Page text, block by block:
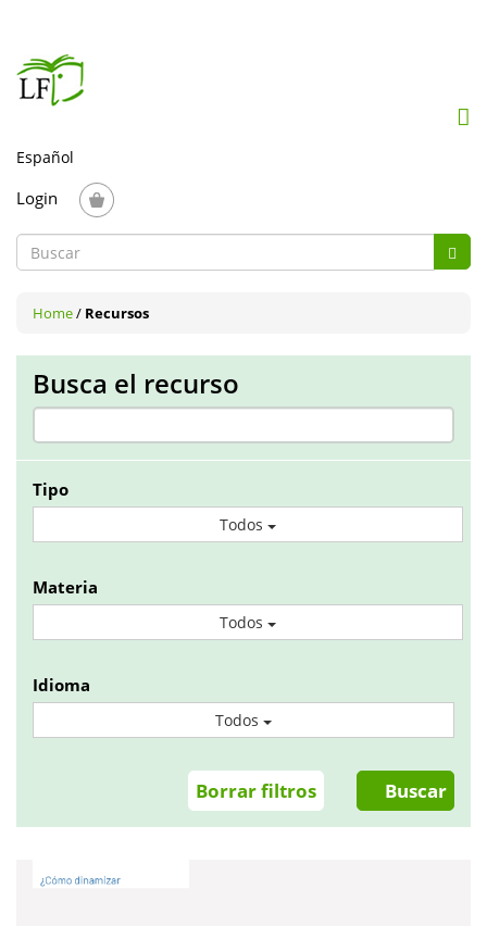
Login
Formulario
búsqueda
Home/ Recursos
Busca el recurso
Tipo
Todos
Materia
Todos
Idioma
Todos
Buscar
Borrar filtros